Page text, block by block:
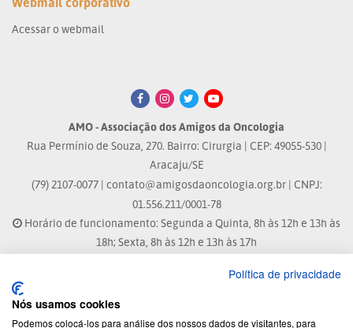
Acessar o webmail
AMO - Associação dos Amigos da Oncologia
Rua Permínio de Souza, 270. Bairro: Cirurgia | CEP: 49055-530 |
Aracaju/SE
(79) 2107-0077 | contato@amigosdaoncologia.org.br| CNPJ:
01.556.211/0001-78
Horário de funcionamento: Segunda a Quinta, 8h às 12h e 13h às
18h; Sexta, 8h às 12h e 13h às 17h
Site atualizado em: 04/08/2026 às 10:33h
® Marca Registrada
Política de privacidade
Nós usamos cookies
Podemos colocá-los para análise dos nossos dados de visitantes, para